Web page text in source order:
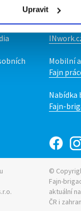
Upravit
Nabídka
Mobilní
Fajn
Nabídka
Fajn-
©
Fajn-
aktuální
ČR i